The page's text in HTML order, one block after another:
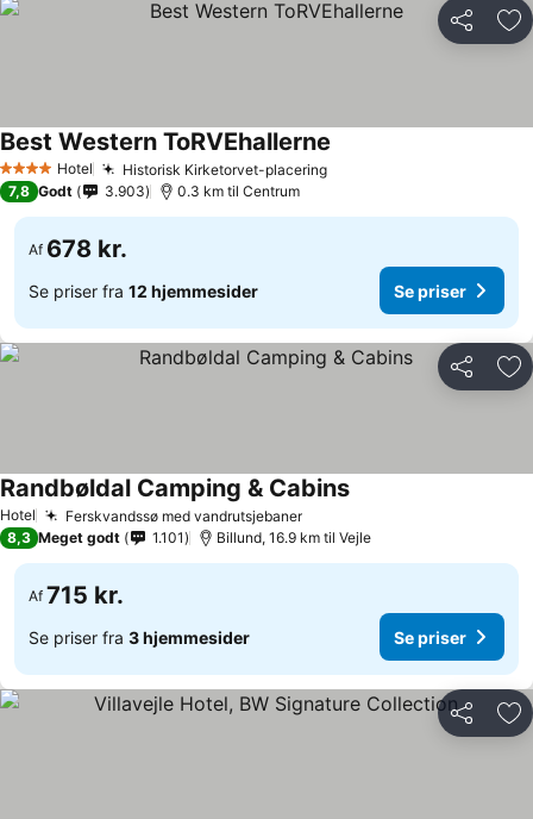
Del
4 StjernerHotel Historisk Kirketorvet-placering
Best Western ToRVEhallerne
7,8 Godt 3.903 0.3 km til Centrum
Af 678 kr.
Se priser fra 12 hjemmesider Se priser
Del
Hotel Ferskvandssø med vandrutsjebaner
Randbøldal Camping & Cabins
8,3 Meget godt 1.101 Billund, 16.9 km til Vejle
Af 715 kr.
Se priser fra 3 hjemmesider Se priser
Del